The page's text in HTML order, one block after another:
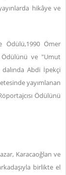
hikâye ve
Ödülü,1990 Ömer
ve "Umut
Abdi İpekçi
yayımlanan
Ödülünü
Karacaoğlan ve
birlikte el